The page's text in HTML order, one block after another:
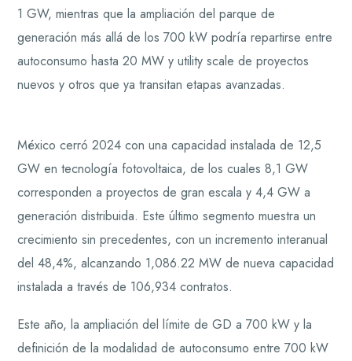
1 GW, mientras que la ampliación del parque de
generación más allá de los 700 kW podría repartirse entre
autoconsumo hasta 20 MW y utility scale de proyectos
nuevos y otros que ya transitan etapas avanzadas.
México cerró 2024 con una capacidad instalada de 12,5
GW en tecnología fotovoltaica, de los cuales 8,1 GW
corresponden a proyectos de gran escala y 4,4 GW a
generación distribuida. Este último segmento muestra un
crecimiento sin precedentes, con un incremento interanual
del 48,4%, alcanzando 1,086.22 MW de nueva capacidad
instalada a través de 106,934 contratos.
Este año, la ampliación del límite de GD a 700 kW y la
definición de la modalidad de autoconsumo entre 700 kW